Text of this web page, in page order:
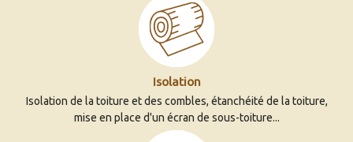
Isolation
Isolation de la toiture et des combles, étanchéité de la toiture,
mise en place d'un écran de sous-toiture...